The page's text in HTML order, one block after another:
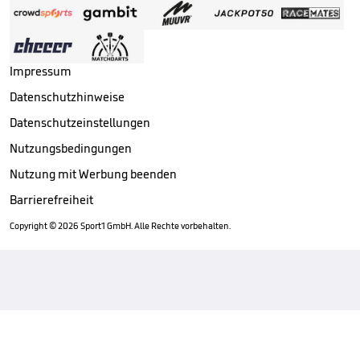
Impressum
Datenschutzhinweise
Datenschutzeinstellungen
Nutzungsbedingungen
Nutzung mit Werbung beenden
Barrierefreiheit
Copyright ©2026 Sport1 GmbH. Alle Rechte vorbehalten.